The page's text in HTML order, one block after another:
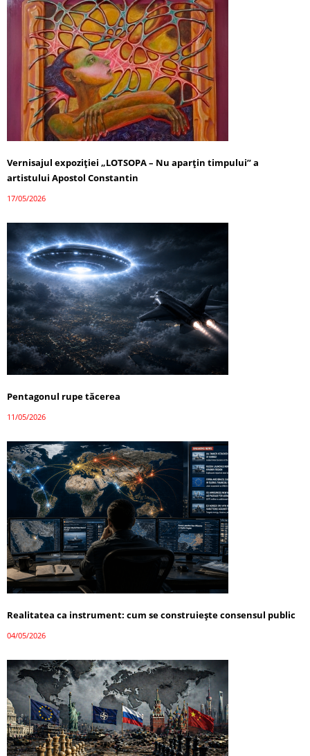
Vernisajul expoziției „LOTSOPA – Nu aparțin timpului” a
artistului Apostol Constantin
17/05/2026
Pentagonul rupe tăcerea
11/05/2026
Realitatea ca instrument: cum se construiește consensul public
04/05/2026